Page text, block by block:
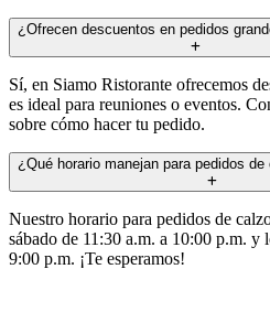
¿Ofrecen descuentos en pedidos
Sí, en Siamo Ristorante ofrecemos
es ideal para reuniones o eventos.
sobre cómo hacer tu pedido.
¿Qué horario manejan para pedidos
Nuestro horario para pedidos de
sábado de 11:30 a.m. a 10:00 p.m. y
9:00 p.m. ¡Te esperamos!